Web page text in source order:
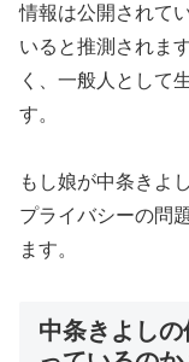
情報は公開されて
いると推測されま
く、一般人として
す。
もし娘が中条きよ
プライバシーの問
ます。
中条きよし